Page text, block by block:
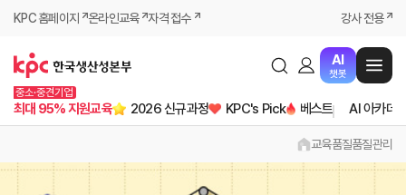
KPC 홈페이지 온라인교육 자격 접수 강사 전용
AI
챗봇
중소·중견기업
최대 95% 지원교육 2026 신규과정 KPC's Pick 베스트 AI 아카데
교육품질품질관리